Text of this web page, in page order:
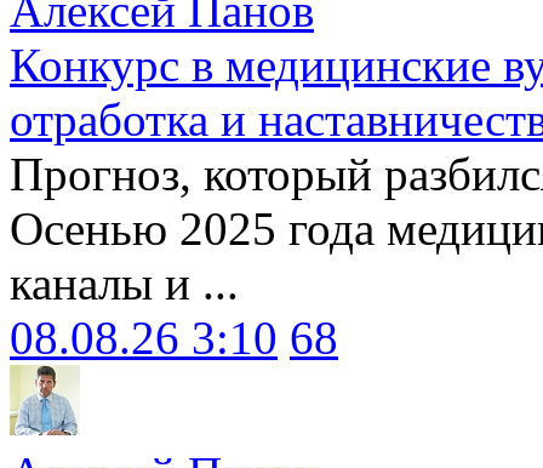
Конкурс в медицинские
отработка и
Прогноз, который
Осенью 2025 года
каналы и ...
08.08.26 3:10 68